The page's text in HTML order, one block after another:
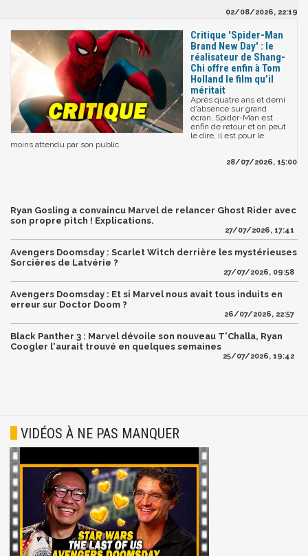
02/08/2026, 22:19
Critique 'Spider-Man
Brand New Day' : le
réalisateur de Shang-
Chi offre enfin à Tom
Holland le film qu’il
méritait
Après quatre ans et demi
d'absence sur grand
écran, Spider-Man est
enfin de retour et on peut
le dire, il est pour le
moins attendu par son public.
28/07/2026, 15:00
Ryan Gosling a convaincu Marvel de relancer Ghost Rider avec
son propre pitch ! Explications.
27/07/2026, 17:41
Avengers Doomsday : Scarlet Witch derrière les mystérieuses
Sorcières de Latvérie ?
27/07/2026, 09:58
Avengers Doomsday : Et si Marvel nous avait tous induits en
erreur sur Doctor Doom ?
26/07/2026, 22:57
Black Panther 3 : Marvel dévoile son nouveau T'Challa, Ryan
Coogler l'aurait trouvé en quelques semaines
25/07/2026, 19:42
VIDÉOS À NE PAS MANQUER